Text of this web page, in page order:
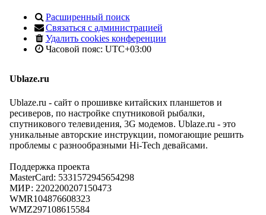
Расширенный поиск
Связаться с администрацией
Удалить cookies конференции
Часовой пояс: UTC+03:00
Ublaze.ru
Ublaze.ru - сайт о прошивке китайских планшетов и
ресиверов, по настройке спутниковой рыбалки,
спутникового телевидения, 3G модемов. Ublaze.ru - это
уникальные авторские инструкции, помогающие решить
проблемы с разнообразными Hi-Tech девайсами.
Поддержка проекта
MasterCard: 5331572945654298
МИР: 2202200207150473
WMR104876608323
WMZ297108615584